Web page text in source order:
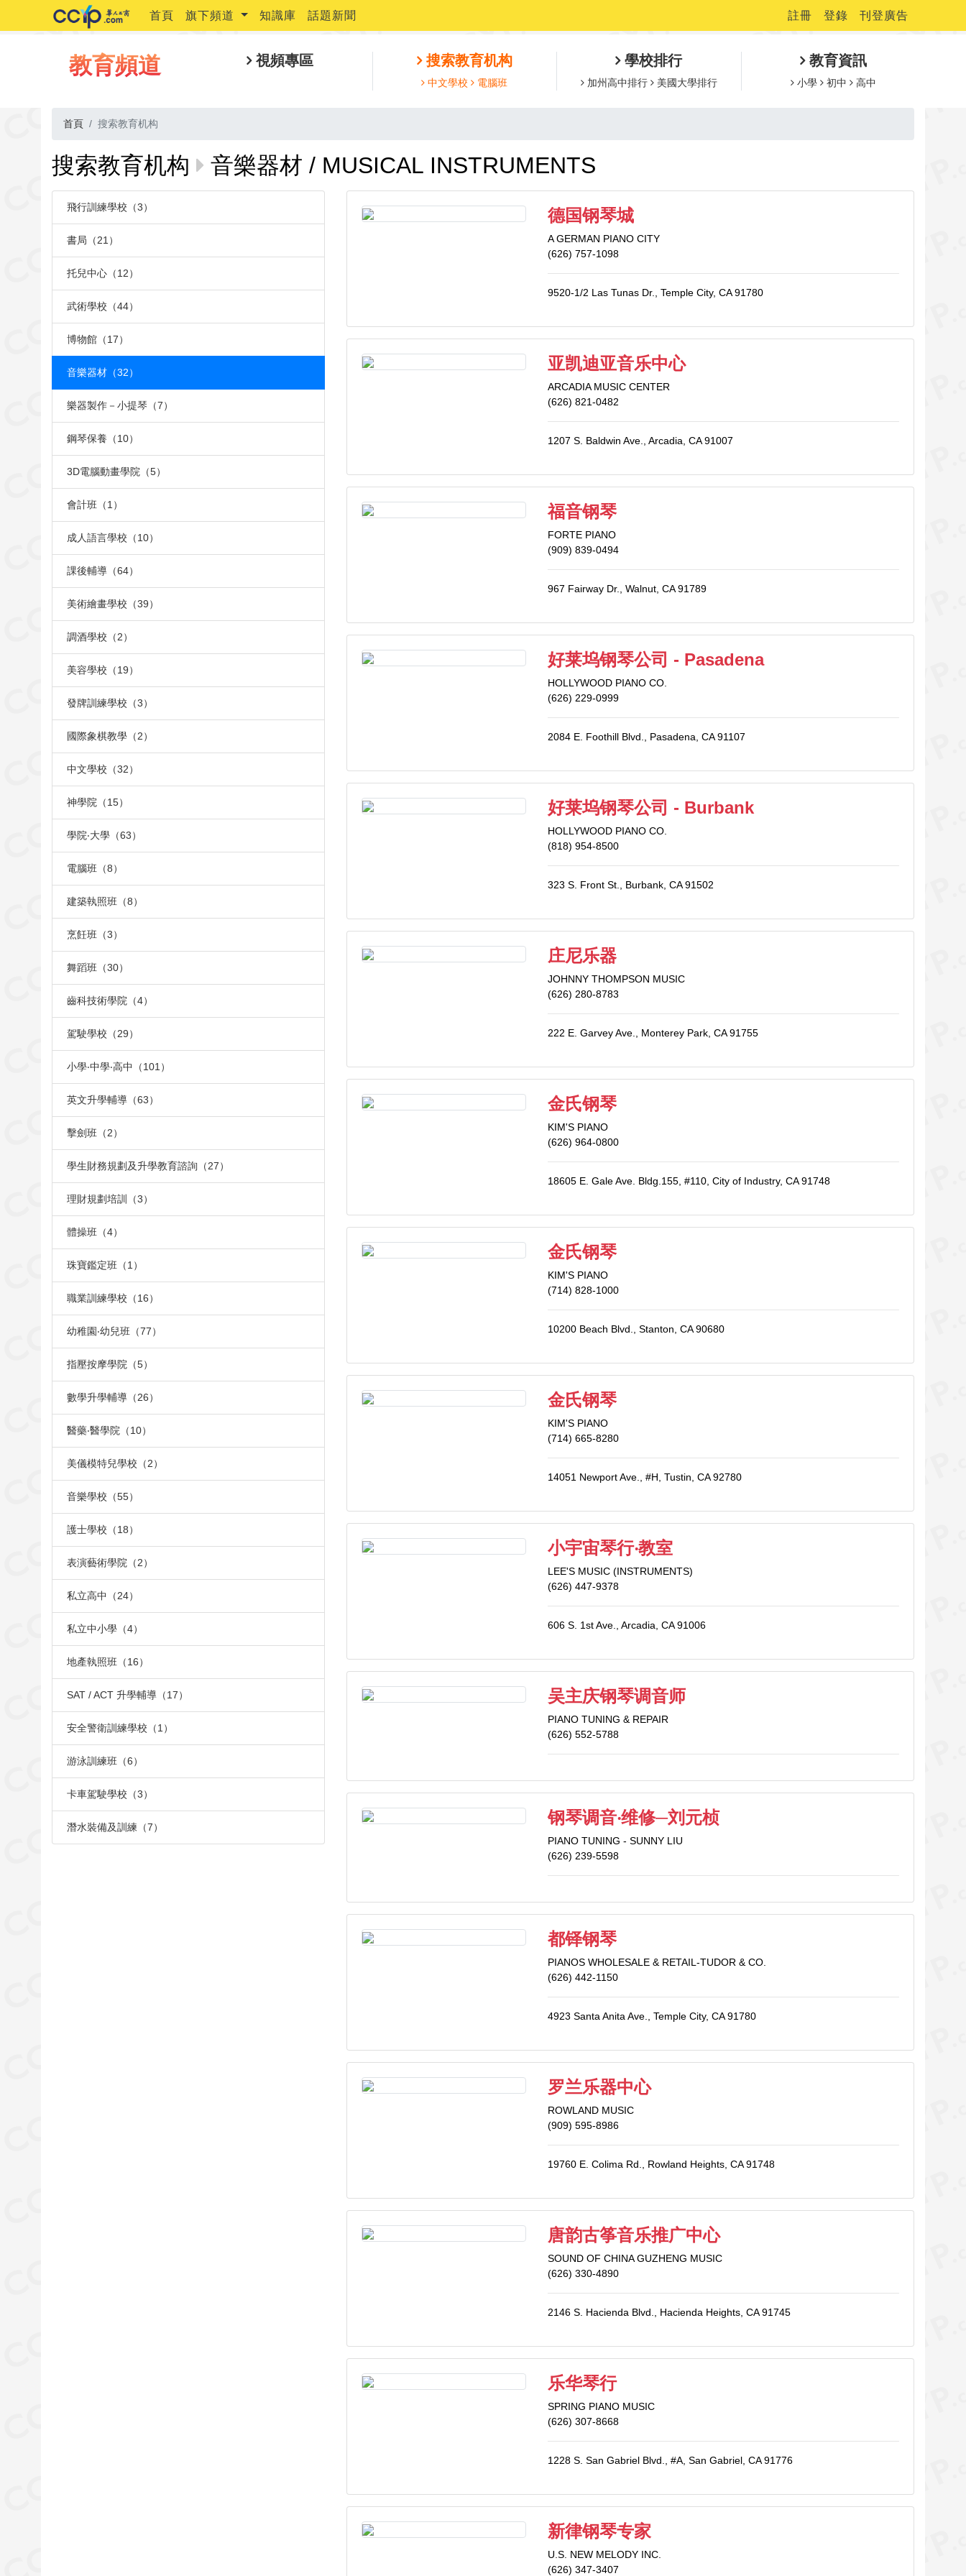
首頁 旗下頻道 知識庫 話題新聞 註冊 登錄 刊登廣告
教育頻道 視頻專區 搜索教育机构
中文學校 電腦班
學校排行
加州高中排行 美國大學排行
教育資訊
小學 初中 高中
首頁 搜索教育机构
搜索教育机构 音樂器材 / MUSICAL INSTRUMENTS
飛行訓練學校（3）
書局（21）
托兒中心（12）
武術學校（44）
博物館（17）
音樂器材（32）
樂器製作－小提琴（7）
鋼琴保養（10）
3D電腦動畫學院（5）
會計班（1）
成人語言學校（10）
課後輔導（64）
美術繪畫學校（39）
調酒學校（2）
美容學校（19）
發牌訓練學校（3）
國際象棋教學（2）
中文學校（32）
神學院（15）
學院‧大學（63）
電腦班（8）
建築執照班（8）
烹飪班（3）
舞蹈班（30）
齒科技術學院（4）
駕駛學校（29）
小學‧中學‧高中（101）
英文升學輔導（63）
擊劍班（2）
學生財務規劃及升學教育諮詢（27）
理財規劃培訓（3）
體操班（4）
珠寶鑑定班（1）
職業訓練學校（16）
幼稚園‧幼兒班（77）
指壓按摩學院（5）
數學升學輔導（26）
醫藥‧醫學院（10）
美儀模特兒學校（2）
音樂學校（55）
護士學校（18）
表演藝術學院（2）
私立高中（24）
私立中小學（4）
地產執照班（16）
SAT / ACT 升學輔導（17）
安全警衛訓練學校（1）
游泳訓練班（6）
卡車駕駛學校（3）
潛水裝備及訓練（7）
德国钢琴城
A GERMAN PIANO CITY
(626) 757-1098
9520-1/2 Las Tunas Dr., Temple City, CA 91780
亚凯迪亚音乐中心
ARCADIA MUSIC CENTER
(626) 821-0482
1207 S. Baldwin Ave., Arcadia, CA 91007
福音钢琴
FORTE PIANO
(909) 839-0494
967 Fairway Dr., Walnut, CA 91789
好莱坞钢琴公司 - Pasadena
HOLLYWOOD PIANO CO.
(626) 229-0999
2084 E. Foothill Blvd., Pasadena, CA 91107
好莱坞钢琴公司 - Burbank
HOLLYWOOD PIANO CO.
(818) 954-8500
323 S. Front St., Burbank, CA 91502
庄尼乐器
JOHNNY THOMPSON MUSIC
(626) 280-8783
222 E. Garvey Ave., Monterey Park, CA 91755
金氏钢琴
KIM'S PIANO
(626) 964-0800
18605 E. Gale Ave. Bldg.155, #110, City of Industry, CA 91748
金氏钢琴
KIM'S PIANO
(714) 828-1000
10200 Beach Blvd., Stanton, CA 90680
金氏钢琴
KIM'S PIANO
(714) 665-8280
14051 Newport Ave., #H, Tustin, CA 92780
小宇宙琴行‧教室
LEE'S MUSIC (INSTRUMENTS)
(626) 447-9378
606 S. 1st Ave., Arcadia, CA 91006
吴主庆钢琴调音师
PIANO TUNING & REPAIR
(626) 552-5788
钢琴调音‧维修─刘元桢
PIANO TUNING - SUNNY LIU
(626) 239-5598
都铎钢琴
PIANOS WHOLESALE & RETAIL-TUDOR & CO.
(626) 442-1150
4923 Santa Anita Ave., Temple City, CA 91780
罗兰乐器中心
ROWLAND MUSIC
(909) 595-8986
19760 E. Colima Rd., Rowland Heights, CA 91748
唐韵古筝音乐推广中心
SOUND OF CHINA GUZHENG MUSIC
(626) 330-4890
2146 S. Hacienda Blvd., Hacienda Heights, CA 91745
乐华琴行
SPRING PIANO MUSIC
(626) 307-8668
1228 S. San Gabriel Blvd., #A, San Gabriel, CA 91776
新律钢琴专家
U.S. NEW MELODY INC.
(626) 347-3407